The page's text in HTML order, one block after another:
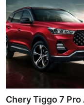
Chery Tiggo 7 Pro